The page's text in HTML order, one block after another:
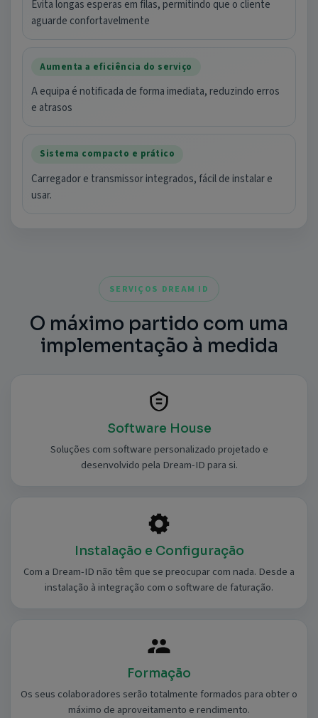
Evita longas esperas em filas, permitindo que o cliente
aguarde confortavelmente
Aumenta a eficiência do serviço
A equipa é notificada de forma imediata, reduzindo erros
e atrasos
Sistema compacto e prático
Carregador e transmissor integrados, fácil de instalar e
usar.
SERVIÇOS DREAM ID
O máximo partido com uma
implementação à medida
Software House
Soluções com software personalizado projetado e
desenvolvido pela Dream-ID para si.
Instalação e Configuração
Com a Dream-ID não têm que se preocupar com nada. Desde a
instalação à integração com o software de faturação.
Formação
Os seus colaboradores serão totalmente formados para obter o
máximo de aproveitamento e rendimento.